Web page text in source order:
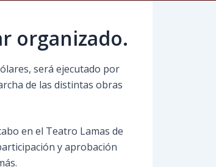
organizado.
será ejecutado por
de las distintas obras
en el Teatro Lamas de
y aprobación